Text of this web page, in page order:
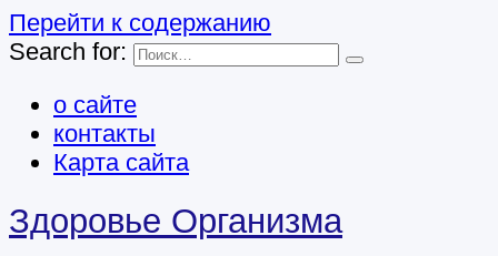
Перейти к содержанию
Search for:
о сайте
контакты
Карта сайта
Здоровье Организма